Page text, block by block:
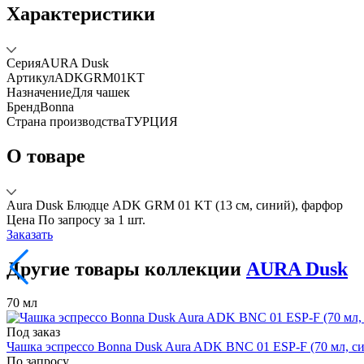
Характеристики
СерияAURA Dusk
АртикулADKGRM01KT
НазначениеДля чашек
БрендBonna
Страна производстваТУРЦИЯ
О товаре
Aura Dusk Блюдце ADK GRM 01 KT (13 см, синий), фарфор
Цена По запросу за 1 шт.
Заказать
Другие товары коллекции AURA Dusk
70 мл
Под заказ
Чашка эспрессо Bonna Dusk Aura ADK BNC 01 ESP-F (70 мл,